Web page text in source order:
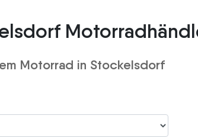
Motorrad in Stockelsdorf